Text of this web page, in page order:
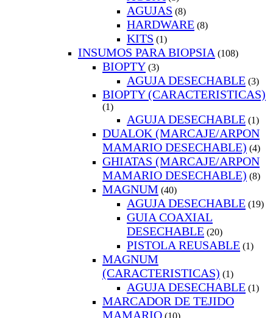
AGUJAS (8)
HARDWARE (8)
KITS (1)
INSUMOS PARA BIOPSIA (108)
BIOPTY (3)
AGUJA DESECHABLE (3)
BIOPTY (CARACTERISTICAS)
(1)
AGUJA DESECHABLE (1)
DUALOK (MARCAJE/ARPON
MAMARIO DESECHABLE) (4)
GHIATAS (MARCAJE/ARPON
MAMARIO DESECHABLE) (8)
MAGNUM (40)
AGUJA DESECHABLE (19)
GUIA COAXIAL
DESECHABLE (20)
PISTOLA REUSABLE (1)
MAGNUM
(CARACTERISTICAS) (1)
AGUJA DESECHABLE (1)
MARCADOR DE TEJIDO
MAMARIO